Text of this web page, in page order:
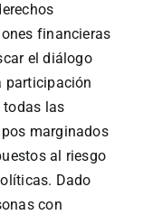
financieras
el diálogo
participación
las
marginados
al riesgo
Dado
con